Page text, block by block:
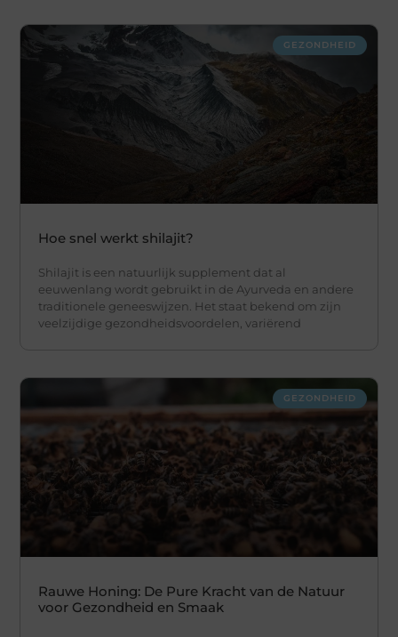
GEZONDHEID
Hoe snel werkt shilajit?
Shilajit is een natuurlijk supplement dat al
eeuwenlang wordt gebruikt in de Ayurveda en andere
traditionele geneeswijzen. Het staat bekend om zijn
veelzijdige gezondheidsvoordelen, variërend
GEZONDHEID
Rauwe Honing: De Pure Kracht van de Natuur
voor Gezondheid en Smaak